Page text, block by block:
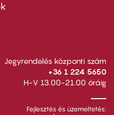
Jegyrendelés központi szám
+36 1 224 5650
H-V 13.00-21.00 óráig
Fejlesztés és üzemeltetés: